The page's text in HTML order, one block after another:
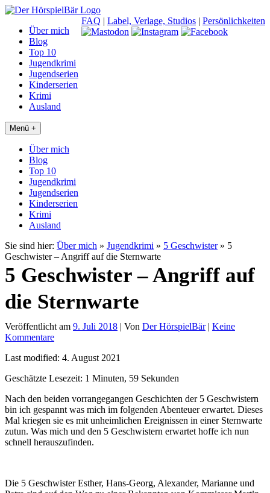
FAQ | Label, Verlage, Studios | Persönlichkeiten
Über mich
Blog
Top 10
Jugendkrimi
Jugendserien
Kinderserien
Krimi
Ausland
Menü +
Über mich
Blog
Top 10
Jugendkrimi
Jugendserien
Kinderserien
Krimi
Ausland
Sie sind hier: Über mich » Jugendkrimi » 5 Geschwister» 5
Geschwister – Angriff auf die Sternwarte
5 Geschwister – Angriff auf
die Sternwarte
Veröffentlicht am 9. Juli 2018 | Von Der HörspielBär| Keine
Kommentare
Last modified: 4. August 2021
Geschätzte Lesezeit: 1 Minuten, 59 Sekunden
Nach den beiden vorrangegangen Geschichten der 5 Geschwistern
bin ich gespannt was mich im folgenden Abenteuer erwartet. Dieses
Mal kriegen sie es mit unheimlichen Ereignissen in einer Sternwarte
zutun. Was mich und den 5 Geschwistern erwartet hoffe ich nun
schnell herauszufinden.
Die 5 Geschwister Esther, Hans-Georg, Alexander, Marianne und